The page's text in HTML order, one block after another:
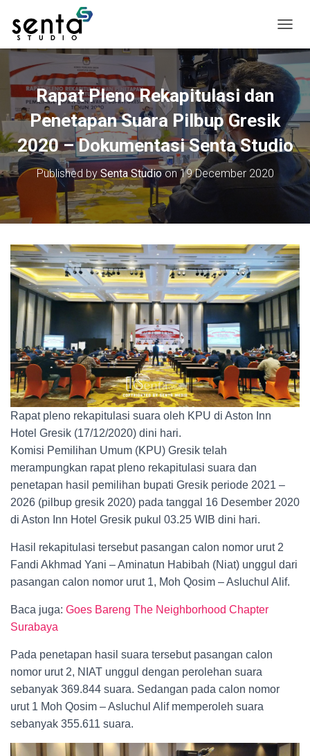
o
g
a
v
i
t
Rapat Pleno Rekapitulasi dan
Penetapan Suara Pilbup Gresik
2020 – Dokumentasi Senta Studio
Published by Senta Studioon19 December 2020
Rapat pleno rekapitulasi suara oleh KPU di Aston Inn
Hotel Gresik (17/12/2020) dini hari.
Komisi Pemilihan Umum (KPU) Gresik telah
merampungkan rapat pleno rekapitulasi suara dan
penetapan hasil pemilihan bupati Gresik periode 2021 –
2026 (pilbup gresik 2020) pada tanggal 16 Desember 2020
di Aston Inn Hotel Gresik pukul 03.25 WIB dini hari.
Hasil rekapitulasi tersebut pasangan calon nomor urut 2
Fandi Akhmad Yani – Aminatun Habibah (Niat) unggul dari
pasangan calon nomor urut 1, Moh Qosim – Asluchul Alif.
Baca juga: Goes Bareng The Neighborhood Chapter
Surabaya
Pada penetapan hasil suara tersebut pasangan calon
nomor urut 2, NIAT unggul dengan perolehan suara
sebanyak 369.844 suara. Sedangan pada calon nomor
urut 1 Moh Qosim – Asluchul Alif memperoleh suara
sebanyak 355.611 suara.